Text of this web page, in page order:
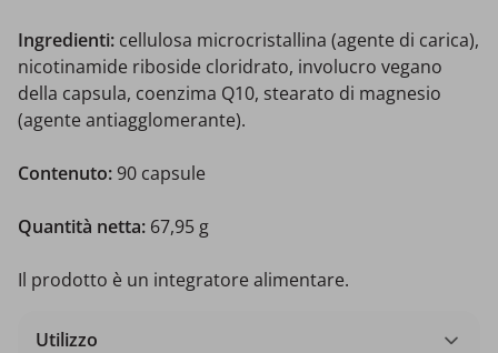
Ingredienti: cellulosa microcristallina (agente di carica),
nicotinamide riboside cloridrato, involucro vegano
della capsula, coenzima Q10, stearato di magnesio
(agente antiagglomerante).
Contenuto:90 capsule
Quantità netta: 67,95 g
Il prodotto è un integratore alimentare.
Utilizzo